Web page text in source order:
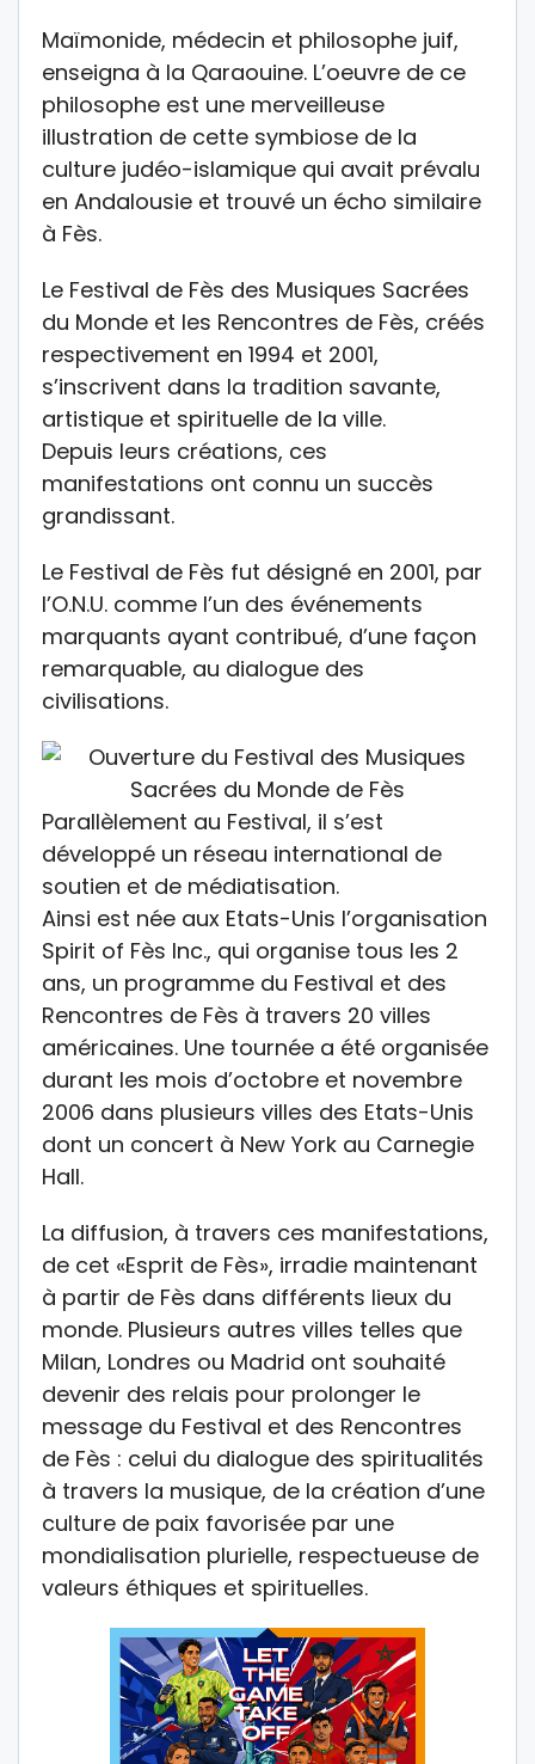
Maïmonide, médecin et philosophe juif,
enseigna à la Qaraouine. L’oeuvre de ce
philosophe est une merveilleuse
illustration de cette symbiose de la
culture judéo-islamique qui avait prévalu
en Andalousie et trouvé un écho similaire
à Fès.
Le Festival de Fès des Musiques Sacrées
du Monde et les Rencontres de Fès, créés
respectivement en 1994 et 2001,
s’inscrivent dans la tradition savante,
artistique et spirituelle de la ville.
Depuis leurs créations, ces
manifestations ont connu un succès
grandissant.
Le Festival de Fès fut désigné en 2001, par
l’O.N.U. comme l’un des événements
marquants ayant contribué, d’une façon
remarquable, au dialogue des
civilisations.
Parallèlement au Festival, il s’est
développé un réseau international de
soutien et de médiatisation.
Ainsi est née aux Etats-Unis l’organisation
Spirit of Fès Inc., qui organise tous les 2
ans, un programme du Festival et des
Rencontres de Fès à travers 20 villes
américaines. Une tournée a été organisée
durant les mois d’octobre et novembre
2006 dans plusieurs villes des Etats-Unis
dont un concert à New York au Carnegie
Hall.
La diffusion, à travers ces manifestations,
de cet «Esprit de Fès», irradie maintenant
à partir de Fès dans différents lieux du
monde. Plusieurs autres villes telles que
Milan, Londres ou Madrid ont souhaité
devenir des relais pour prolonger le
message du Festival et des Rencontres
de Fès : celui du dialogue des spiritualités
à travers la musique, de la création d’une
culture de paix favorisée par une
mondialisation plurielle, respectueuse de
valeurs éthiques et spirituelles.